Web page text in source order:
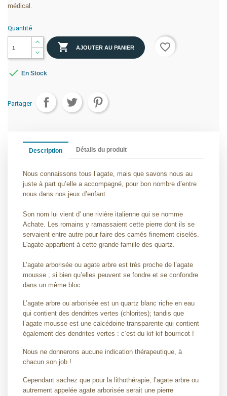
médical.
Quantité
 AJOUTER AU PANIER favorite_border
 En Stock
Partager
Description Détails du produit
Nous connaissons tous l’agate, mais que savons nous au
juste à part qu’elle a accompagné, pour bon nombre d’entre
nous dans nos jeux d’enfant.
Son nom lui vient d' une rivière italienne qui se nomme
Achate. Les romains y ramassaient cette pierre dont ils se
servaient entre autre pour faire des camés finement ciselés.
L'agate appartient à cette grande famille des quartz.
L’agate arborisée ou agate arbre est très proche de l’agate
mousse ; si bien qu’elles peuvent se fondre et se confondre
dans un même bloc.
L’agate arbre ou arborisée est un quartz blanc riche en eau
qui contient des dendrites vertes (chlorites); tandis que
l’agate mousse est une calcédoine transparente qui contient
également des dendrites vertes : c’est du kif kif bourricot !
Nous ne donnerons aucune indication thérapeutique, à
chacun son job !
Cependant sachez que pour la lithothérapie, l’agate arbre ou
autrement appelée agate arborisée serait une pierre